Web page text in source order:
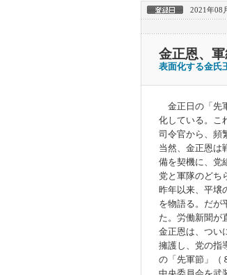
2021年08
金正恩、
表面化する金氏
金正日の「先
化している。こ
司令官から、頻
当然、金正恩は
備を契機に、党
党と軍隊のどち
昨年以来、平壌
を物語る。だが
た。労働新聞が
金正恩は、つい
擁護し、党の指
の「先軍節」（